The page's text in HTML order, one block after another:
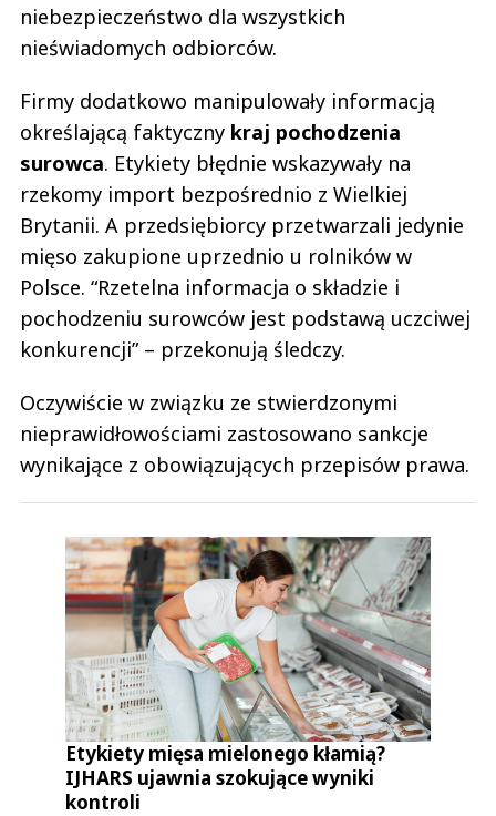
niebezpieczeństwo dla wszystkich
nieświadomych odbiorców.
Firmy dodatkowo manipulowały informacją
określającą faktyczny kraj pochodzenia
surowca. Etykiety błędnie wskazywały na
rzekomy import bezpośrednio z Wielkiej
Brytanii. A przedsiębiorcy przetwarzali jedynie
mięso zakupione uprzednio u rolników w
Polsce. “Rzetelna informacja o składzie i
pochodzeniu surowców jest podstawą uczciwej
konkurencji” – przekonują śledczy.
Oczywiście w związku ze stwierdzonymi
nieprawidłowościami zastosowano sankcje
wynikające z obowiązujących przepisów prawa.
Etykiety mięsa mielonego kłamią?
IJHARS ujawnia szokujące wyniki
kontroli